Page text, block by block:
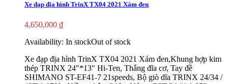
Xe đạp địa hình TrinX TX04 2021 Xám đen
4,650,000 ₫
Availability: In stockOut of stock
Xe đạp địa hình TrinX TX04 2021 Xám đen,Khung hợp kim
thép TRINX 24″*13″ Hi-Ten, Thắng đĩa cơ, Tay đề
SHIMANO ST-EF41-7 21speeds, Bộ giò dĩa TRINX 24/34 /